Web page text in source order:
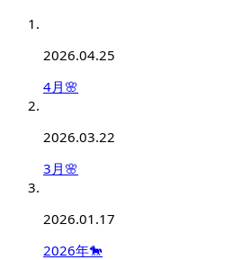
2026.04.25
4月🌸
2026.03.22
3月🌸
2026.01.17
2026年🐎